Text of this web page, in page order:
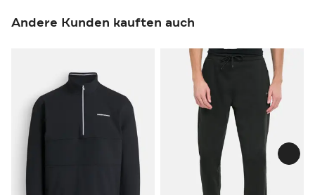
Andere Kunden kauften auch